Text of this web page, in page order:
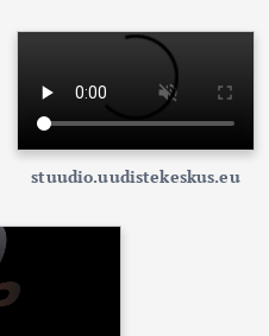
stuudio.uudistekeskus.eu